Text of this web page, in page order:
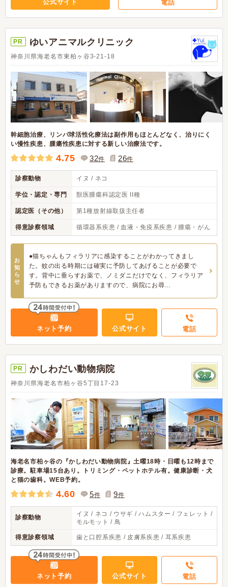
公式サイト 電話
PR ゆいアニマルクリニック
神奈川県海老名市東柏ヶ谷3-21-18
幹細胞治療、リンパ球活性化療法は副作用もほとんどなく、治りにく
い慢性疾患、腫瘍性疾患に対する新しい治療法です。
4.75 32件 26件
診察動物 イヌ / ネコ
学位・認定・専門 獣医腫瘍科認定医 II種
認定医（その他） 第1種放射線取扱主任者
得意診察領域 循環器系疾患 / 血液・免疫系疾患 / 腫瘍・がん
お
知
ら
せ
●猫ちゃんもフィラリアに感染することがわかってきまし
た。蚊の出る時期には確実に予防してあげることが必要で
す。背中に垂らすお薬で、ノミダニだけでなく、フィラリア
予防もできるお薬がありますので、病院にお尋...
ネット予約 公式サイト 電話
PR かしわだい動物病院
神奈川県海老名市柏ヶ谷5丁目17-23
海老名市柏ヶ谷の『かしわだい動物病院』土曜18時・日曜も12時まで
診療。駐車場15台あり。トリミング・ペットホテル有。健康診断・犬
と猫の歯科。WEB予約。
4.60 5件 9件
診察動物
イヌ / ネコ / ウサギ / ハムスター / フェレット /
モルモット / 鳥
得意診察領域 歯と口腔系疾患 / 皮膚系疾患 / 耳系疾患
ネット予約 公式サイト 電話